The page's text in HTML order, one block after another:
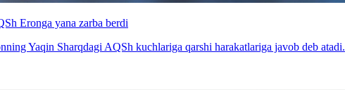
Eronga yana zarba berdi
Yaqin Sharqdagi AQSh kuchlariga qarshi harakatlariga javob deb atadi.